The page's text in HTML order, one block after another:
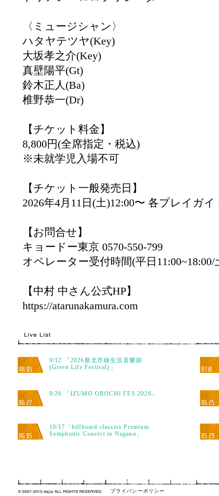
〈ミュージシャン〉
ハタヤテツヤ(Key)
大坂孝之介(Key)
真壁陽平(Gt)
鈴木正人(Ba)
椎野恭一(Dr)
【チケット料金】
8,800円(全席指定・税込)
※未就学児入場不可
【チケット一般発売日】
2026年4月11日(土)12:00〜 各プレイガ
【お問合せ】
キョードー東京 0570-550-799
オペレーター受付時間(平日11:00~18:00/
【中村 中さん公式HP】
https://atarunakamura.com
08.05
9/12 「2026新北市綠生活音樂節
(Green Life Festival)」
07.10
06.27
9/26 「IZUMO OROCHI FES 2026」
06.25
06.05
10/17「billboard classics Premium
Symphonic Concert in Nagano」
05.29
プライバシーポリシー